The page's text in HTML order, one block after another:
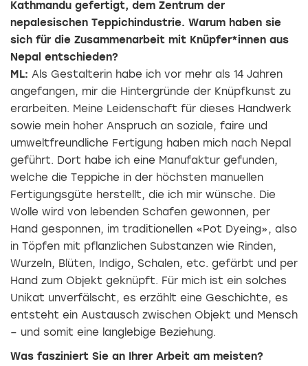
Kathmandu gefertigt, dem Zentrum der
nepalesischen Teppichindustrie. Warum ­haben sie
sich für die Zusammenarbeit mit Knüpfer*innen aus
Nepal entschieden?
ML: Als Gestalterin habe ich vor mehr als 14 Jahren
angefangen, mir die Hintergründe der Knüpfkunst zu
erarbeiten. Meine Leidenschaft für dieses Handwerk
sowie mein hoher Anspruch an soziale, faire und
umweltfreundliche Fertigung haben mich nach Nepal
geführt. Dort habe ich eine Manufaktur gefunden,
welche die Teppiche in der höchsten manuellen
Fertigungsgüte herstellt, die ich mir wünsche. Die
Wolle wird von lebenden Schafen gewonnen, per
Hand gesponnen, im traditionellen «Pot Dyeing», also
in Töpfen mit pflanzlichen Substanzen wie Rinden,
Wurzeln, Blüten, Indigo, Schalen, etc. gefärbt und per
Hand zum Objekt geknüpft. Für mich ist ein solches
Unikat unverfälscht, es ­erzählt eine Geschichte, es
entsteht ein Austausch zwischen Objekt und Mensch
– und ­somit eine langlebige Beziehung.
Was fasziniert Sie an Ihrer Arbeit am meisten?